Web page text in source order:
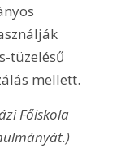
tüzelésű
mellett.
Főiskola